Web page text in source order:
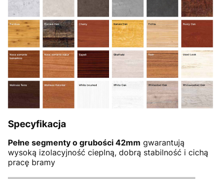
Specyfikacja
Pełne segmenty o grubości 42mm gwarantują
wysoką izolacyjność cieplną, dobrą stabilność i cichą
pracę bramy